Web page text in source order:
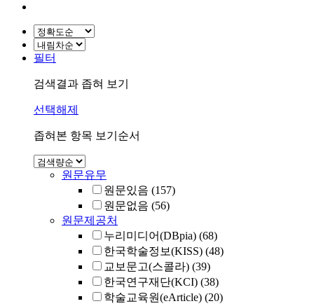
필터
검색결과 좁혀 보기
선택해제
좁혀본 항목 보기순서
원문유무
원문있음 (157)
원문없음 (56)
원문제공처
누리미디어(DBpia) (68)
한국학술정보(KISS) (48)
교보문고(스콜라) (39)
한국연구재단(KCI) (38)
학술교육원(eArticle) (20)